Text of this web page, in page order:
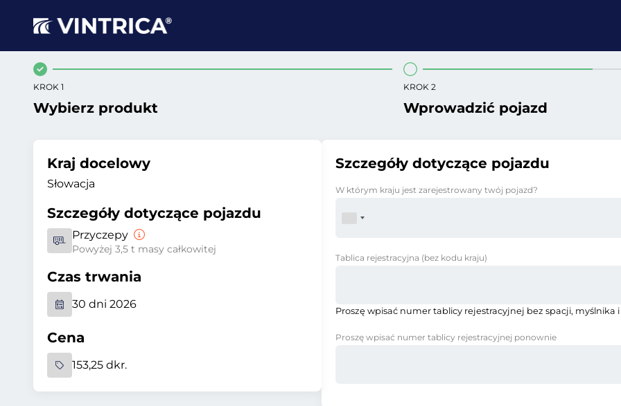
KROK 1
Wybierz produkt
KROK 2
Wprowadzić pojazd
Kraj docelowy
Słowacja
Szczegóły dotyczące pojazdu
Przyczepy
Powyżej 3,5 t masy całkowitej
Czas trwania
30 dni 2026
Cena
153,25 dkr.
Szczegóły dotyczące pojazdu
W którym kraju jest zarejestrowany twój pojazd?
Tablica rejestracyjna (bez kodu kraju)
Proszę wpisać numer tablicy rejestracyjnej bez spacji, myślnika
Proszę wpisać numer tablicy rejestracyjnej ponownie